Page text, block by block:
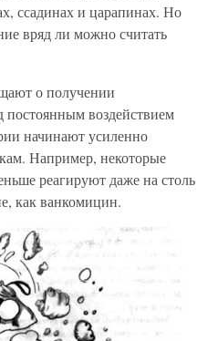
ссадинах и царапинах. Но
вряд ли можно считать
о получении
постоянным воздействием
начинают усиленно
Например, некоторые
реагируют даже на столь
как ванкомицин.